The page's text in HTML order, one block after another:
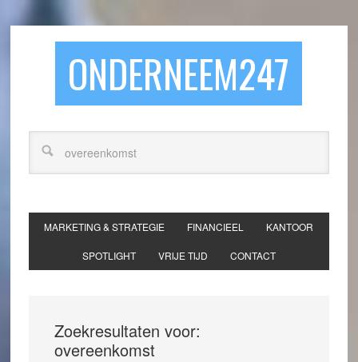
ONDERNEEM247
MARKETING & STRATEGIE FINANCIEEL KANTOOR
SPOTLIGHT VRIJE TIJD CONTACT
Zoekresultaten voor:
overeenkomst